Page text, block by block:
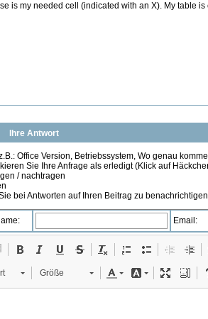
is my needed cell (indicated with an X). My table
Ihre Antwort
Office Version, Betriebssystem, Wo genau
Sie Ihre Anfrage als erledigt (Klick auf
/ nachtragen
bei Antworten auf Ihren Beitrag zu benachrichtigen
Email:
Größe